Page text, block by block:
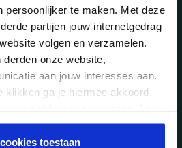
persoonlijker te maken. Met deze
partijen jouw internetgedrag
volgen en verzamelen.
onze website,
aan jouw interesses aan.
klikken ga je hiermee akkoord.
beleid.
toestaan
Sie haben.